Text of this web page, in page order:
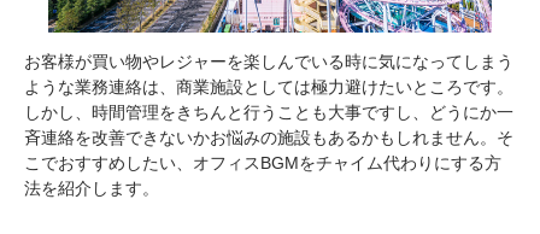
お客様が買い物やレジャーを楽しんでいる時に気になってしまう
ような業務連絡は、商業施設としては極力避けたいところです。
しかし、時間管理をきちんと行うことも大事ですし、どうにか一
斉連絡を改善できないかお悩みの施設もあるかもしれません。そ
こでおすすめしたい、オフィスBGMをチャイム代わりにする方
法を紹介します。